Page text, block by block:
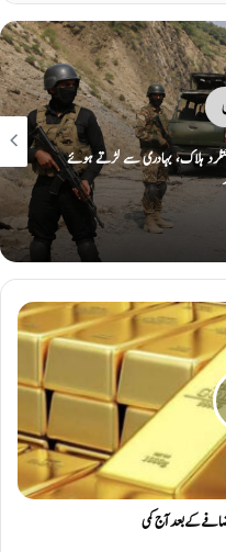
میں 7 خارجی دہشتگرد ہلاک، بہادری سے لڑتے ہوئے
کے بعد آج کمی